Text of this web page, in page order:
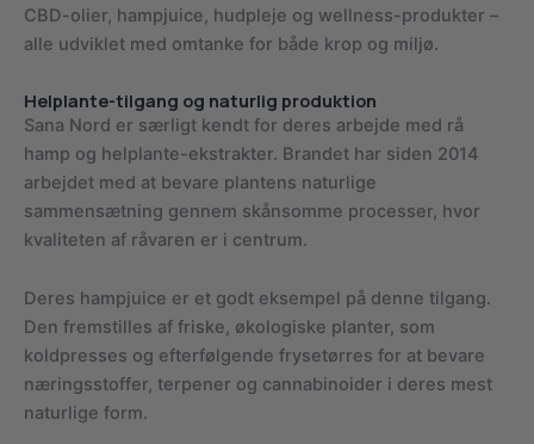
CBD-olier, hampjuice, hudpleje og wellness-produkter –
alle udviklet med omtanke for både krop og miljø.
Helplante-tilgang og naturlig produktion
Sana Nord er særligt kendt for deres arbejde med rå
hamp og helplante-ekstrakter. Brandet har siden 2014
arbejdet med at bevare plantens naturlige
sammensætning gennem skånsomme processer, hvor
kvaliteten af råvaren er i centrum.
Deres hampjuice er et godt eksempel på denne tilgang.
Den fremstilles af friske, økologiske planter, som
koldpresses og efterfølgende frysetørres for at bevare
næringsstoffer, terpener og cannabinoider i deres mest
naturlige form.